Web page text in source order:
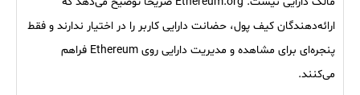
ارائه‌دهندگان کیف پول، حضانت دارایی کاربر را در اختیار ندارند و فقط
پنجره‌ای برای مشاهده و مدیریت دارایی روی Ethereum فراهم
می‌کنند.